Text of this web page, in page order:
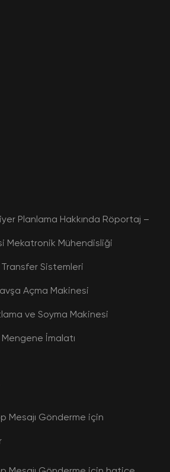
Planlama Hakkında Röportaj –
Mekatronik Mühendisliği
Transfer Sistemleri
Açma Makinesi
ve Soyma Makinesi
İmalatı
Mesajı Gönderme için